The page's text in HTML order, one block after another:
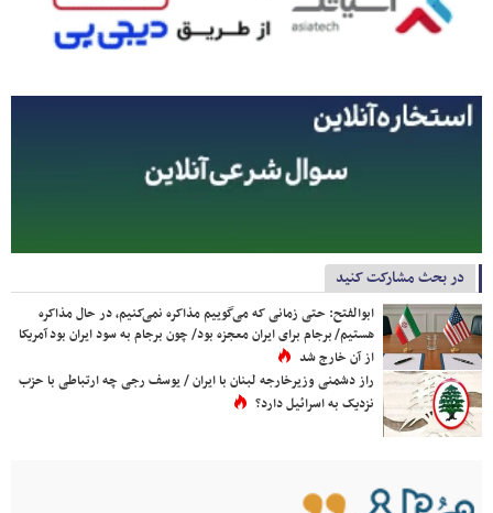
در بحث مشارکت کنید
ابوالفتح: حتی زمانی که می‌گوییم مذاکره نمی‌کنیم، در حال مذاکره
هستیم/ برجام برای ایران معجزه بود/ چون برجام به سود ایران بود آمریکا
از آن خارج شد
راز دشمنی وزیرخارجه لبنان با ایران / یوسف رجی چه ارتباطی با حزب
نزدیک به اسرائیل دارد؟